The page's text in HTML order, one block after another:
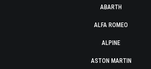
ABARTH
ALFA ROMEO
ALPINE
ASTON MARTIN